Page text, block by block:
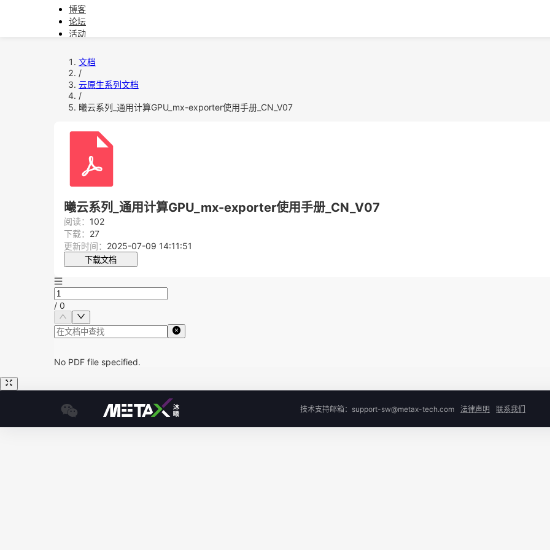
博客
论坛
活动
软件下载
教育
问题反馈
文档
/
云原生系列文档
/
曦云系列_通用计算GPU_mx-exporter使用手册_CN_V07
曦云系列_通用计算GPU_mx-exporter使用手册_CN_V07
阅读： 102
下载： 27
更新时间： 2025-07-09 14:11:51
下载文档
/ 0
No PDF file specified.
技术支持邮箱：support-sw@metax-tech.com 法律声明 联系我们